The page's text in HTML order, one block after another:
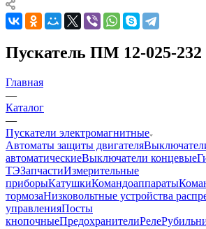
Пускатель ПМ 12-025-232
Главная
—
Каталог
—
Пускатели электромагнитные
Автоматы защиты двигателя
автоматическиеВыключатели концевые
ТЭЗапчастиИзмерительные
приборыКатушкиКомандоаппараты
тормозаНизковольтные устройства
управленияПосты
кнопочныеПредохранителиРеле